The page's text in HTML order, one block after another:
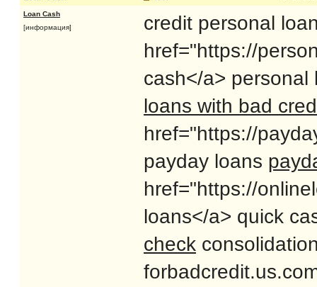
Loan Cash
[информация]
credit personal
href="https://
cash</a>
loans with bad
href="https://
payday loans
href="https://
loans</a> quick
check